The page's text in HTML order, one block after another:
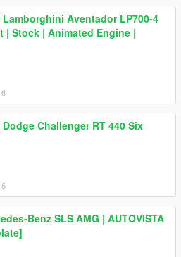
Lamborghini Aventador LP700-4
| Stock | Animated Engine |
Dodge Challenger RT 440 Six
Benz SLS AMG | AUTOVISTA